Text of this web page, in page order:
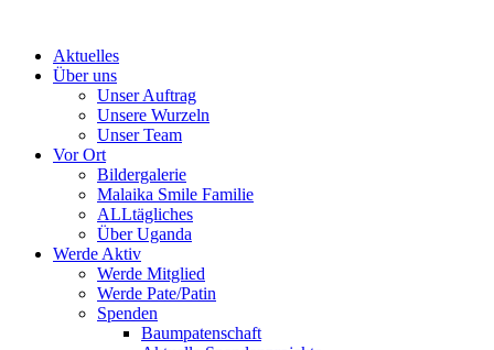
contentAktuelles
Über uns
Unser Auftrag
Unsere Wurzeln
Unser Team
Vor Ort
Bildergalerie
Malaika Smile Familie
ALLtägliches
Über Uganda
Werde Aktiv
Werde Mitglied
Werde Pate/Patin
Spenden
Baumpatenschaft